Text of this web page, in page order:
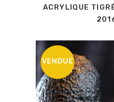
ACRYLIQUE
VENDUE